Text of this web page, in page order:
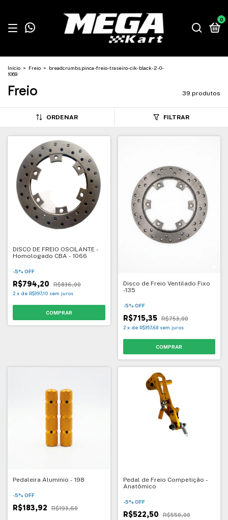
0
Início > Freio > breadcrumbs.pinca-freio-traseiro-cik-black-2-0-
1069
Freio 39 produtos
ORDENAR FILTRAR
DISCO DE FREIO OSCILANTE -
Homologado CBA - 1066
-5% OFF
R$794,20 R$836,00
2 x de R$397,10 sem juros
Disco de Freio Ventilado Fixo
-135
-5% OFF
R$715,35 R$753,00
2 x de R$357,68 sem juros
Pedaleira Alumínio - 198
-5% OFF
R$183,92 R$193,60
Pedal de Freio Competição -
Anatômico
-5% OFF
R$522,50 R$550,00